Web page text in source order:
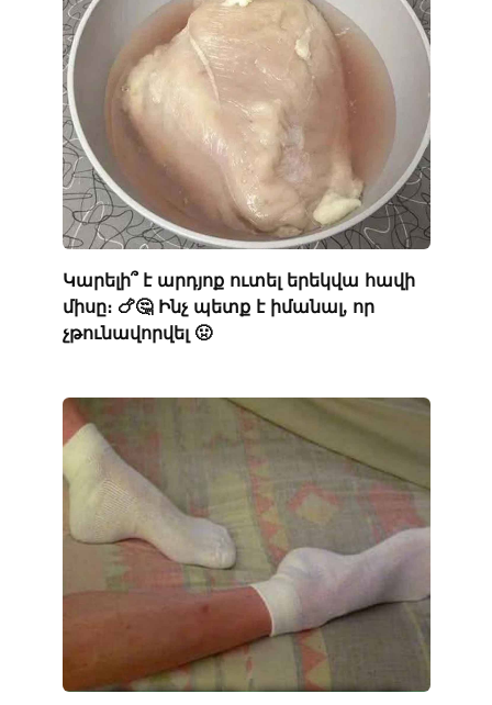
Կարելի՞ է արդյոք ուտել երեկվա հավի
միսը։ 🍗🤔 Ինչ պետք է իմանալ, որ
չթունավորվել 🤢